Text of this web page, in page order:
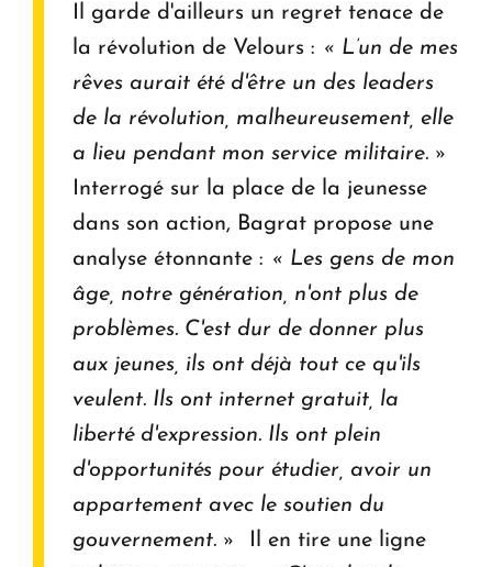
Il garde d'ailleurs un regret tenace de
la révolution de Velours : « L’un de mes
rêves aurait été d'être un des leaders
de la révolution, malheureusement, elle
a lieu pendant mon service militaire. »
Interrogé sur la place de la jeunesse
dans son action, Bagrat propose une
analyse étonnante : « Les gens de mon
âge, notre génération, n'ont plus de
problèmes. C'est dur de donner plus
aux jeunes, ils ont déjà tout ce qu'ils
veulent. Ils ont internet gratuit, la
liberté d'expression. Ils ont plein
d'opportunités pour étudier, avoir un
appartement avec le soutien du
gouvernement. »
Il en tire une ligne